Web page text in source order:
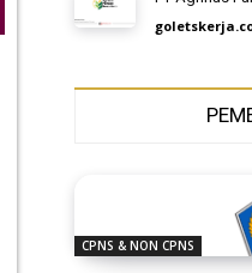
CPNS & NON CPNS